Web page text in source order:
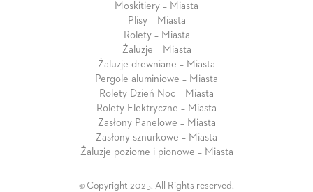
Moskitiery – Miasta
Plisy – Miasta
Rolety – Miasta
Żaluzje – Miasta
Żaluzje drewniane – Miasta
Pergole aluminiowe – Miasta
Rolety Dzień Noc – Miasta
Rolety Elektryczne – Miasta
Zasłony Panelowe – Miasta
Zasłony sznurkowe – Miasta
Żaluzje poziome i pionowe – Miasta
© Copyright 2025. All Rights reserved.